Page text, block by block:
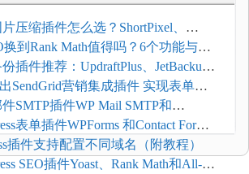
片压缩插件怎么选？ShortPixel、
和EWWW全面对比
换到Rank Math值得吗？6个功能与切
份插件推荐：UpdraftPlus、JetBackup
份等方案
SendGrid营销集成插件 实现表单联
件SMTP插件WP Mail SMTP和
比评测
表单插件WPForms 和Contact Form 7
插件支持配置不同域名（附教程）
SEO插件Yoast、Rank Math和All-in-